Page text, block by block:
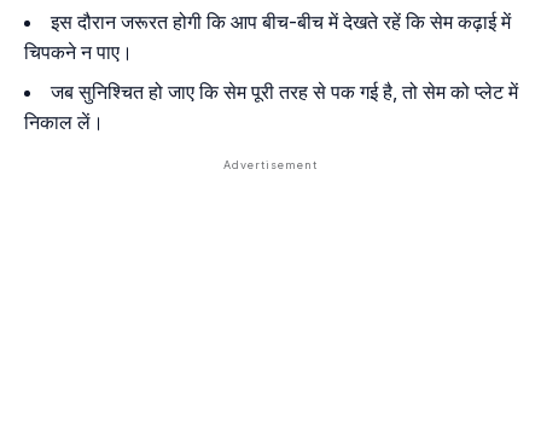
इस दौरान जरूरत होगी कि आप बीच-बीच में देखते रहें कि सेम कढ़ाई में
चिपकने न पाए।
जब सुनिश्चित हो जाए कि सेम पूरी तरह से पक गई है, तो सेम को प्लेट में
निकाल लें।